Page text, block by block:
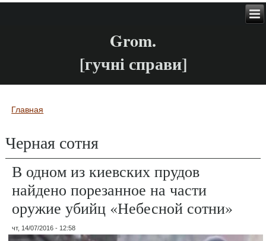
Grom.
[гучні справи]
Вы здесь
Главная
Черная сотня
В одном из киевских прудов
найдено порезанное на части
оружие убийц «Небесной сотни»
чт, 14/07/2016 - 12:58